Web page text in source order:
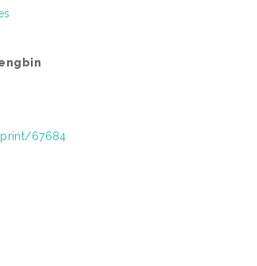
67684